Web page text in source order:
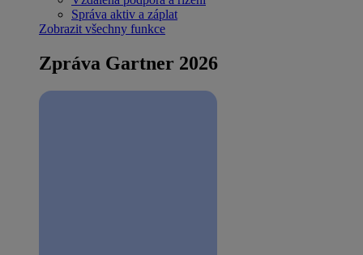
Správa aktiv a záplat
Zobrazit všechny funkce
Zpráva Gartner 2026